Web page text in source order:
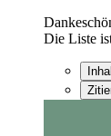
Die Liste